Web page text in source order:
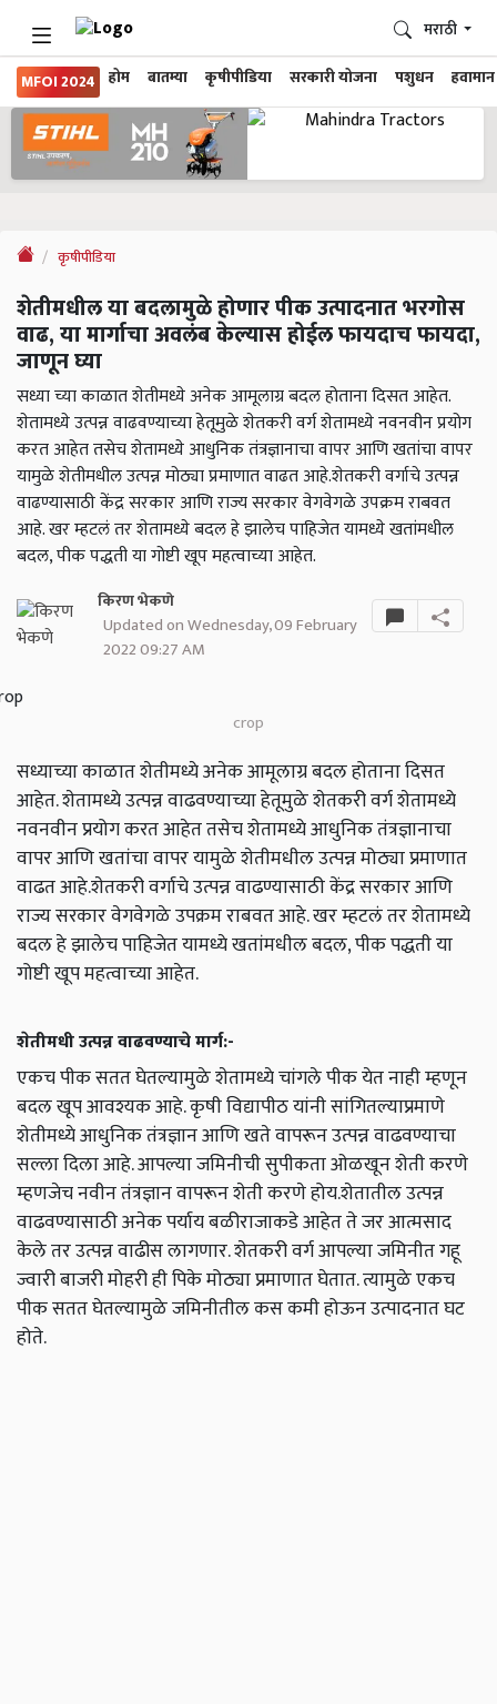
MFOI 2024 होम बातम्या कृषीपीडिया सरकारी योजना पशुधन हवामान
मराठी
कृषीपीडिया
शेतीमधील या बदलामुळे होणार पीक उत्पादनात भरगोस
वाढ, या मार्गाचा अवलंब केल्यास होईल फायदाच फायदा,
जाणून घ्या
सध्या च्या काळात शेतीमध्ये अनेक आमूलाग्र बदल होताना दिसत आहेत.
शेतामध्ये उत्पन्न वाढवण्याच्या हेतूमुळे शेतकरी वर्ग शेतामध्ये नवनवीन प्रयोग
करत आहेत तसेच शेतामध्ये आधुनिक तंत्रज्ञानाचा वापर आणि खतांचा वापर
यामुळे शेतीमधील उत्पन्न मोठ्या प्रमाणात वाढत आहे.शेतकरी वर्गाचे उत्पन्न
वाढण्यासाठी केंद्र सरकार आणि राज्य सरकार वेगवेगळे उपक्रम राबवत
आहे. खर म्हटलं तर शेतामध्ये बदल हे झालेच पाहिजेत यामध्ये खतांमधील
बदल, पीक पद्धती या गोष्टी खूप महत्वाच्या आहेत.
किरण भेकणे
Updated on Wednesday, 09 February
2022 09:27 AM
crop
सध्याच्या काळात शेतीमध्ये अनेक आमूलाग्र बदल होताना दिसत
आहेत. शेतामध्ये उत्पन्न वाढवण्याच्या हेतूमुळे शेतकरी वर्ग शेतामध्ये
नवनवीन प्रयोग करत आहेत तसेच शेतामध्ये आधुनिक तंत्रज्ञानाचा
वापर आणि खतांचा वापर यामुळे शेतीमधील उत्पन्न मोठ्या प्रमाणात
वाढत आहे.शेतकरी वर्गाचे उत्पन्न वाढण्यासाठी केंद्र सरकार आणि
राज्य सरकार वेगवेगळे उपक्रम राबवत आहे. खर म्हटलं तर शेतामध्ये
बदल हे झालेच पाहिजेत यामध्ये खतांमधील बदल, पीक पद्धती या
गोष्टी खूप महत्वाच्या आहेत.
शेतीमधी उत्पन्न वाढवण्याचे मार्ग:-
एकच पीक सतत घेतल्यामुळे शेतामध्ये चांगले पीक येत नाही म्हणून
बदल खूप आवश्यक आहे. कृषी विद्यापीठ यांनी सांगितल्याप्रमाणे
शेतीमध्ये आधुनिक तंत्रज्ञान आणि खते वापरून उत्पन्न वाढवण्याचा
सल्ला दिला आहे. आपल्या जमिनीची सुपीकता ओळखून शेती करणे
म्हणजेच नवीन तंत्रज्ञान वापरून शेती करणे होय.शेतातील उत्पन्न
वाढवण्यासाठी अनेक पर्याय बळीराजाकडे आहेत ते जर आत्मसाद
केले तर उत्पन्न वाढीस लागणार. शेतकरी वर्ग आपल्या जमिनीत गहू
ज्वारी बाजरी मोहरी ही पिके मोठ्या प्रमाणात घेतात. त्यामुळे एकच
पीक सतत घेतल्यामुळे जमिनीतील कस कमी होऊन उत्पादनात घट
होते.